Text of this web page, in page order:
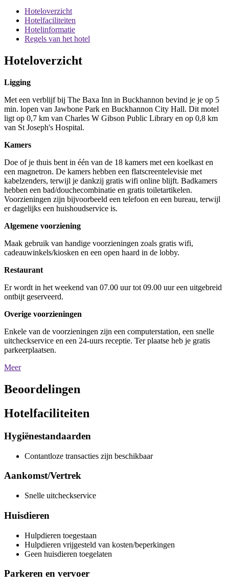
Hoteloverzicht
Hotelfaciliteiten
Hotelinformatie
Regels van het hotel
Hoteloverzicht
Ligging
Met een verblijf bij The Baxa Inn in Buckhannon bevind je je op 5
min. lopen van Jawbone Park en Buckhannon City Hall. Dit motel
ligt op 0,7 km van Charles W Gibson Public Library en op 0,8 km
van St Joseph's Hospital.
Kamers
Doe of je thuis bent in één van de 18 kamers met een koelkast en
een magnetron. De kamers hebben een flatscreentelevisie met
kabelzenders, terwijl je dankzij gratis wifi online blijft. Badkamers
hebben een bad/douchecombinatie en gratis toiletartikelen.
Voorzieningen zijn bijvoorbeeld een telefoon en een bureau, terwijl
er dagelijks een huishoudservice is.
Algemene voorziening
Maak gebruik van handige voorzieningen zoals gratis wifi,
cadeauwinkels/kiosken en een open haard in de lobby.
Restaurant
Er wordt in het weekend van 07.00 uur tot 09.00 uur een uitgebreid
ontbijt geserveerd.
Overige voorzieningen
Enkele van de voorzieningen zijn een computerstation, een snelle
uitcheckservice en een 24-uurs receptie. Ter plaatse heb je gratis
parkeerplaatsen.
Meer
Beoordelingen
Hotelfaciliteiten
Hygiënestandaarden
Contantloze transacties zijn beschikbaar
Aankomst/Vertrek
Snelle uitcheckservice
Huisdieren
Hulpdieren toegestaan
Hulpdieren vrijgesteld van kosten/beperkingen
Geen huisdieren toegelaten
Parkeren en vervoer